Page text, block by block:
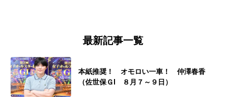
最新記事一覧
本紙推奨！ オモロい一車！ 仲澤春香
（佐世保ＧⅠ ８月７～９日）